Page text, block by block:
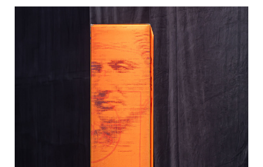
epmedia Werbeagentur
Grossmann + Kaswurm Immobilien
Gutwerk Immobilien Treuhand